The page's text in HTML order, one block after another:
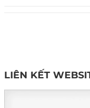
LIÊN KẾT